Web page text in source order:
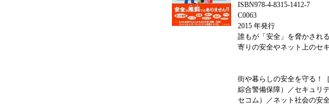
ISBN978-4-8315-1412-7
C0063
2015 年発行
誰もが「安全」を脅かされ
寄りの安全やネット上のセ
街や暮らしの安全を守る！
綜合警備保障）／セキュリ
セコム）／ネット社会の安